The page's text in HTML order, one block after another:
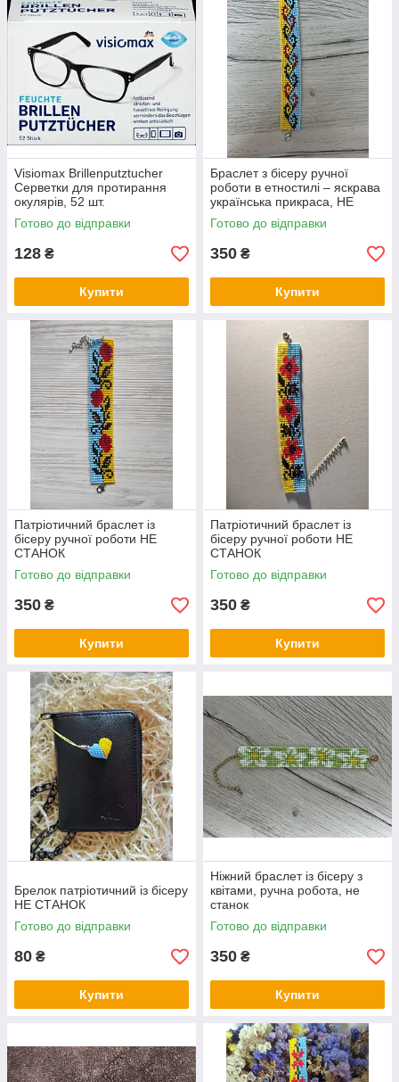
Visiomax Brillenputztucher
Серветки для протирання
окулярів, 52 шт.
Готово до відправки
128 ₴
Купити
Браслет з бісеру ручної
роботи в етностилі – яскрава
українська прикраса, НЕ
СТАНОК
Готово до відправки
350 ₴
Купити
Патріотичний браслет із
бісеру ручної роботи НЕ
СТАНОК
Готово до відправки
350 ₴
Купити
Патріотичний браслет із
бісеру ручної роботи НЕ
СТАНОК
Готово до відправки
350 ₴
Купити
Брелок патріотичний із бісеру
НЕ СТАНОК
Готово до відправки
80 ₴
Купити
Ніжний браслет із бісеру з
квітами, ручна робота, не
станок
Готово до відправки
350 ₴
Купити